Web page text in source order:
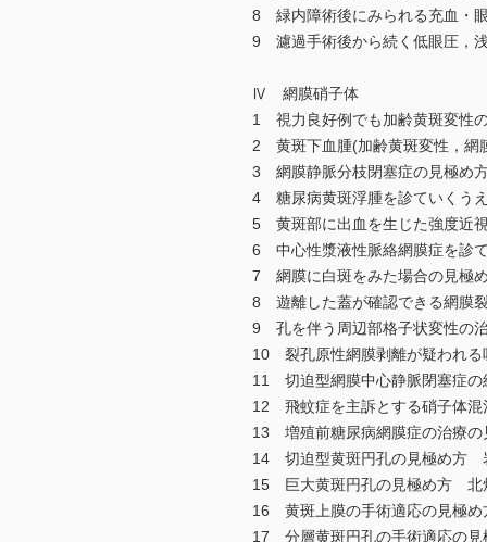
8 緑内障術後にみられる充血・
9 濾過手術後から続く低眼圧，
Ⅳ 網膜硝子体
1 視力良好例でも加齢黄斑変性
2 黄斑下血腫(加齢黄斑変性，網
3 網膜静脈分枝閉塞症の見極め
4 糖尿病黄斑浮腫を診ていくう
5 黄斑部に出血を生じた強度近
6 中心性漿液性脈絡網膜症を診
7 網膜に白斑をみた場合の見極
8 遊離した蓋が確認できる網膜
9 孔を伴う周辺部格子状変性の
10 裂孔原性網膜剥離が疑われ
11 切迫型網膜中心静脈閉塞症
12 飛蚊症を主訴とする硝子体
13 増殖前糖尿病網膜症の治療
14 切迫型黄斑円孔の見極め方
15 巨大黄斑円孔の見極め方 北
16 黄斑上膜の手術適応の見極
17 分層黄斑円孔の手術適応の